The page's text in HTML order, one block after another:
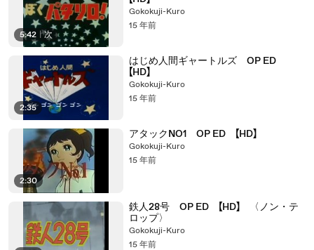
5:42 | 次
Gokokuji-Kuro
15 年前
2:35
はじめ人間ギャートルズ OP ED
【HD】
Gokokuji-Kuro
15 年前
2:30
アタックNO1 OP ED 【HD】
Gokokuji-Kuro
15 年前
鉄人28号 OP ED 【HD】 〈ノン・テ
ロップ〉
Gokokuji-Kuro
15 年前